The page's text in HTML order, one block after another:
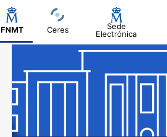
FNMT Ceres
Sede
Electrónica
Mostrar/Ocultar